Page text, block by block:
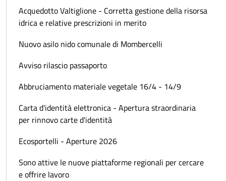
Acquedotto Valtiglione - Corretta gestione della risorsa
idrica e relative prescrizioni in merito
Nuovo asilo nido comunale di Mombercelli
Avviso rilascio passaporto
Abbruciamento materiale vegetale 16/4 - 14/9
Carta d'identità elettronica - Apertura straordinaria
per rinnovo carte d'identità
Ecosportelli - Aperture 2026
Sono attive le nuove piattaforme regionali per cercare
e offrire lavoro